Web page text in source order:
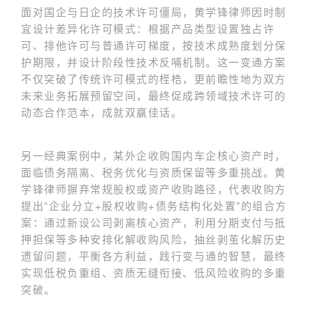
面对国企与日企的技术许可僵局，黄学锋律师因时制
宜设计差异化许可模式：根据产品类型设置独占许
可、排他许可与普通许可梯度，按技术成熟度划分保
护期限，并设计阶段性技术反哺机制。这一变通方案
不仅突破了传统许可模式的桎梏，更前瞻性地为双方
未来业务拓展预留空间，最终促成跨领域技术许可的
动态合作范本，成就双赢佳话。
另一经典案例中，某外企收购国内车企核心资产时，
面临债务隔离、税务优化与资质保留等多重挑战。黄
学锋律师摒弃常规股权或资产收购路径，代表收购方
提出“企业分立+股权收购+债务结构化处置”的组合方
案：通过新设公司剥离核心资产，利用分期支付与抵
押担保等多种安排化解收购风险，抽丝剥茧化解历史
遗留问题，平衡各方利益，践行变与通的智慧，最终
实现低税负重组、资质无缝衔接、低风险收购的多重
突破。